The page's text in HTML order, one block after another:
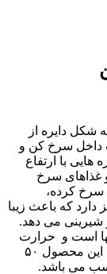
شکل دایره از
کن و
سرخ
زیبا
دهد.
حرارت
سرخ کن به آن آسیبی نمی رساند. در هر بسته ی این محصول ۵۰